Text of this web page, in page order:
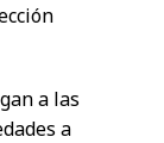
a las
a